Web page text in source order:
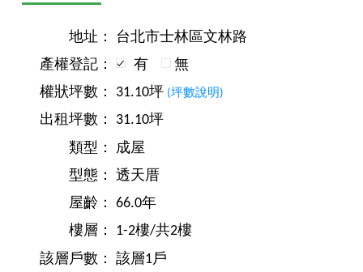
地址：
台北市士林區文林路
產權登記：
有
無
權狀坪數：
31.10坪 (坪數說明)
出租坪數：
31.10坪
類型：
成屋
型態：
透天厝
屋齡：
66.0年
樓層：
1-2樓/共2樓
該層戶數：
該層1戶